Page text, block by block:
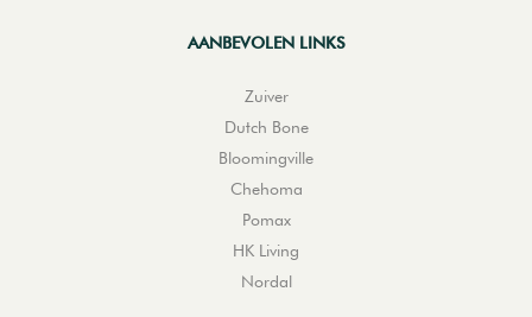
AANBEVOLEN LINKS
Zuiver
Dutch Bone
Bloomingville
Chehoma
Pomax
HK Living
Nordal